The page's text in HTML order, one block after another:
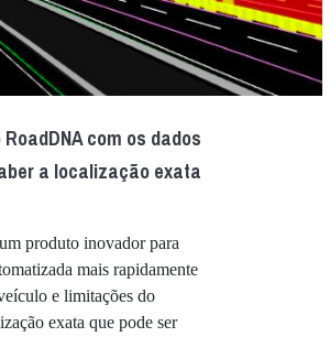
com os dados
a localização exata
produto inovador para
mais rapidamente
e limitações do
exata que pode ser